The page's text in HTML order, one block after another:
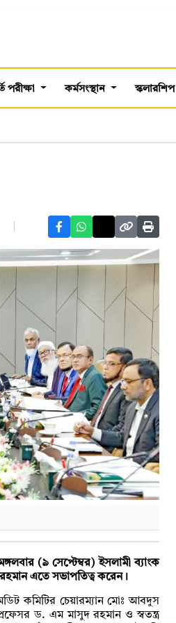
পরীক্ষা কর্মসংস্থান স্কলারশিপ
(৯ সেপ্টেম্বর) ইসলামী ব্যাংক
এতে সভাপতিত্ব করেন।
কমিটির চেয়ারম্যান মোঃ আবদুস
ড. এম মাসুদ রহমান ও স্বতন্ত্র